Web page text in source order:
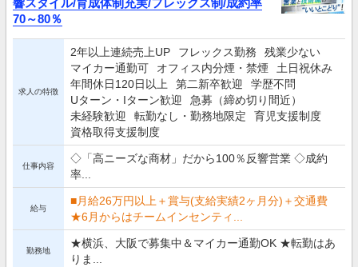
響スタイル/育成体制充実/フレックス制/成約率
70～80％
求人の特徴
2年以上連続売上UP フレックス勤務
残業少ない
マイカー通勤可
オフィス内分煙・禁煙
土日祝休み
年間休日120日以上
第二新卒歓迎
学歴不問
Uターン・Iターン歓迎
急募（締め切り間近）
未経験歓迎
転勤なし・勤務地限定
育児支援制度
資格取得支援制度
仕事内容
◇「高ニーズな商材」だから100％反響営業 ◇成約
率...
給与
■月給26万円以上＋賞与(支給実績2ヶ月分)＋交通費
★6月からはチームインセンティ...
勤務地
★横浜、大阪で募集中＆マイカー通勤OK ★転勤はあ
りま...